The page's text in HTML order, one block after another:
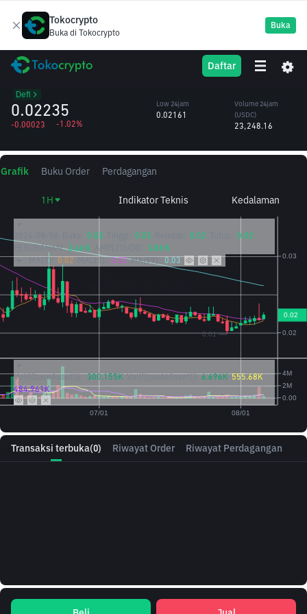
Tokocrypto
Buka di Tokocrypto
Buka
Daftar
DOLO Dolomite
Defi
0.02235
-0.00023 -1.02%
Low 24jam
0.02161
Volume 24jam
(DOLO)
Volume 24jam
(USDC)
23,248.16
Transaksi terbuka(0) Riwayat Order Riwayat Perdagangan
Grafik Buku Order Perdagangan
1H Indikator Teknis Kedalaman
0.02 0.03 0.02
0.02
PERUBAHAN: 2.66% AMPLITUDO:
3.86%
MA(7): 0.02 MA(25): 0.02 MA(99): 0.03
Vol({{baseAsset}}): 300.155K Vol({{quoteAsset}}) 6.696K 555.68K
484.961K